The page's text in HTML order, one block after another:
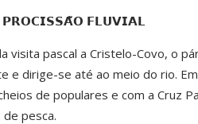
𝗙𝗟𝗨𝗩𝗜𝗔𝗟
visita pascal a Cristelo-Covo, o
e dirige-se até ao meio do rio.
de populares e com a Cruz
pesca.